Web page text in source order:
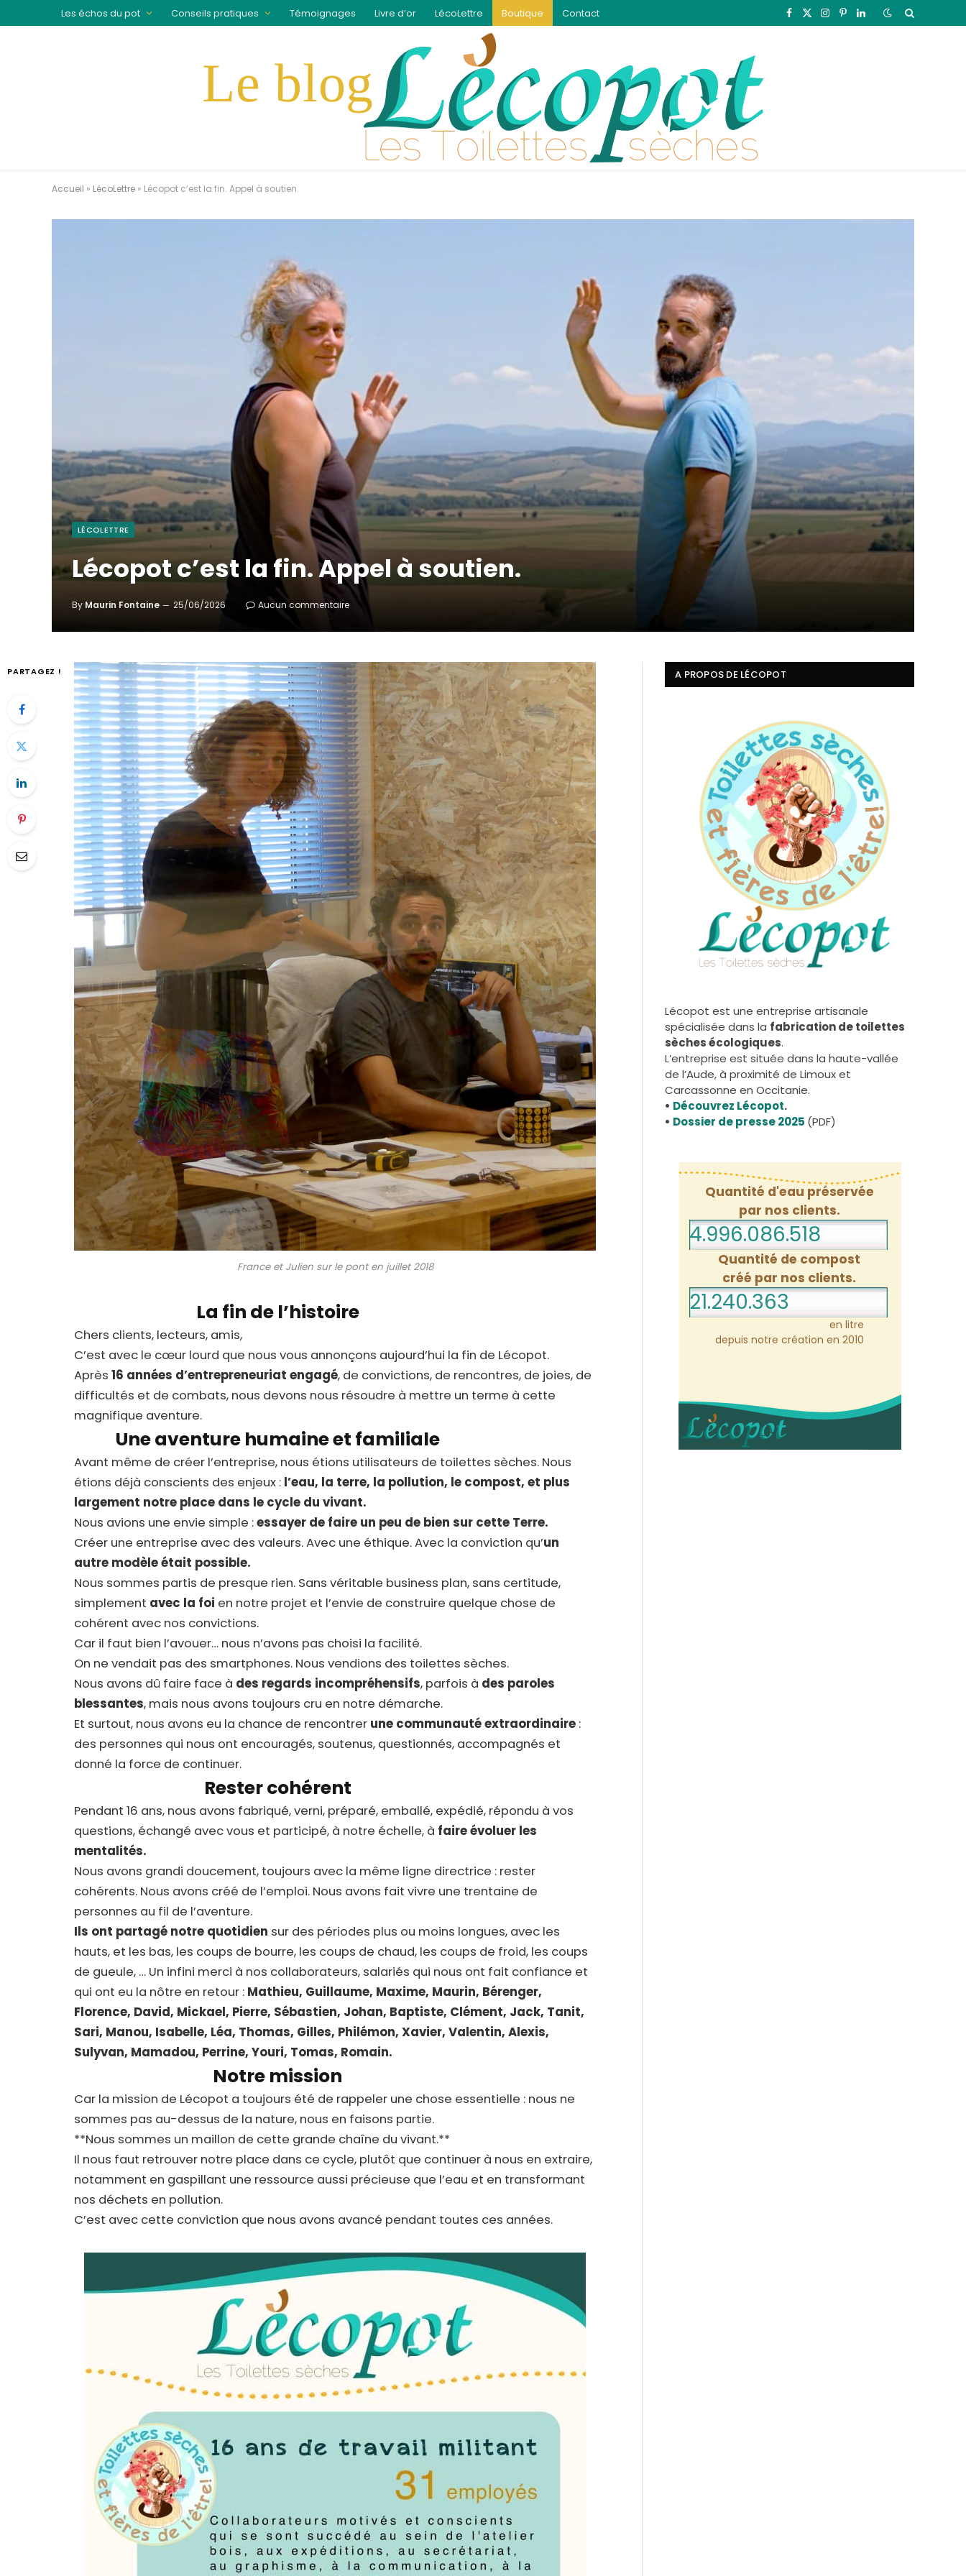
Les échos du pot Conseils pratiques Témoignages Livre d’or LécoLettre Boutique Contact Facebook
X
Instagram
Pinterest
LinkedIn
Accueil » LécoLettre » Lécopot c’est la fin. Appel à soutien.
LÉCOLETTRE
Lécopot c’est la fin. Appel à soutien.
By Maurin Fontaine 25/06/2026 Aucun commentaire
PARTAGEZ !
France et Julien sur le pont en juillet 2018
La fin de l’histoire
Chers clients, lecteurs, amis,
C’est avec le cœur lourd que nous vous annonçons aujourd’hui la fin de Lécopot.
Après 16 années d’entrepreneuriat engagé, de convictions, de rencontres, de joies, de
difficultés et de combats, nous devons nous résoudre à mettre un terme à cette
magnifique aventure.
Une aventure humaine et familiale
Avant même de créer l’entreprise, nous étions utilisateurs de toilettes sèches. Nous
étions déjà conscients des enjeux : l’eau, la terre, la pollution, le compost, et plus
largement notre place dans le cycle du vivant.
Nous avions une envie simple :essayer de faire un peu de bien sur cette Terre.
Créer une entreprise avec des valeurs. Avec une éthique. Avec la conviction qu’un
autre modèle était possible.
Nous sommes partis de presque rien. Sans véritable business plan, sans certitude,
simplement avec la foi en notre projet et l’envie de construire quelque chose de
cohérent avec nos convictions.
Car il faut bien l’avouer… nous n’avons pas choisi la facilité.
On ne vendait pas des smartphones. Nous vendions des toilettes sèches.
Nous avons dû faire face à des regards incompréhensifs, parfois à des paroles
blessantes, mais nous avons toujours cru en notre démarche.
Et surtout, nous avons eu la chance de rencontrer une communauté extraordinaire :
des personnes qui nous ont encouragés, soutenus, questionnés, accompagnés et
donné la force de continuer.
Rester cohérent
Pendant 16 ans, nous avons fabriqué, verni, préparé, emballé, expédié, répondu à vos
questions, échangé avec vous et participé, à notre échelle, à faire évoluer les
mentalités.
Nous avons grandi doucement, toujours avec la même ligne directrice : rester
cohérents. Nous avons créé de l’emploi. Nous avons fait vivre une trentaine de
personnes au fil de l’aventure.
Ils ont partagé notre quotidien sur des périodes plus ou moins longues, avec les
hauts, et les bas, les coups de bourre, les coups de chaud, les coups de froid, les coups
de gueule, … Un infini merci à nos collaborateurs, salariés qui nous ont fait confiance et
qui ont eu la nôtre en retour : Mathieu, Guillaume, Maxime, Maurin, Bérenger,
Florence, David, Mickael, Pierre, Sébastien, Johan, Baptiste, Clément, Jack, Tanit,
Sari, Manou, Isabelle, Léa, Thomas, Gilles, Philémon, Xavier, Valentin, Alexis,
Sulyvan, Mamadou, Perrine, Youri, Tomas, Romain.
Notre mission
Car la mission de Lécopot a toujours été de rappeler une chose essentielle : nous ne
sommes pas au-dessus de la nature, nous en faisons partie.
**Nous sommes un maillon de cette grande chaîne du vivant.**
Il nous faut retrouver notre place dans ce cycle, plutôt que continuer à nous en extraire,
notamment en gaspillant une ressource aussi précieuse que l’eau et en transformant
nos déchets en pollution.
C’est avec cette conviction que nous avons avancé pendant toutes ces années.
A PROPOS DE LÉCOPOT
Lécopot est une entreprise artisanale
spécialisée dans la fabrication de toilettes
sèches écologiques.
L’entreprise est située dans la haute-vallée
de l’Aude, à proximité de Limoux et
Carcassonne en Occitanie.
• Découvrez Lécopot.
• Dossier de presse 2025 (PDF)
Quantité d'eau préservée
par nos clients.
4.996.086.540
Quantité de compost
créé par nos clients.
21.240.363
en litre
depuis notre création en 2010